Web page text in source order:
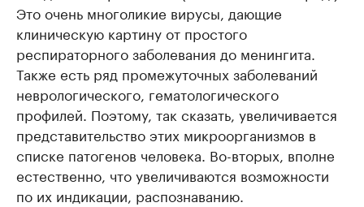
Это очень многоликие вирусы, дающие
клиническую картину от простого
респираторного заболевания до менингита.
Также есть ряд промежуточных заболеваний
неврологического, гематологического
профилей. Поэтому, так сказать, увеличивается
представительство этих микроорганизмов в
списке патогенов человека. Во-вторых, вполне
естественно, что увеличиваются возможности
по их индикации, распознаванию.